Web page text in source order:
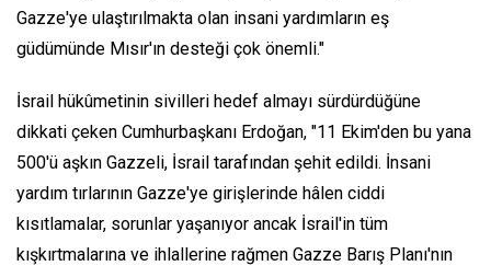
Gazze'ye ulaştırılmakta olan insani yardımların eş
güdümünde Mısır'ın desteği çok önemli."
İsrail hükûmetinin sivilleri hedef almayı sürdürdüğüne
dikkati çeken Cumhurbaşkanı Erdoğan, "11 Ekim'den bu yana
500'ü aşkın Gazzeli, İsrail tarafından şehit edildi. İnsani
yardım tırlarının Gazze'ye girişlerinde hâlen ciddi
kısıtlamalar, sorunlar yaşanıyor ancak İsrail'in tüm
kışkırtmalarına ve ihlallerine rağmen Gazze Barış Planı'nın